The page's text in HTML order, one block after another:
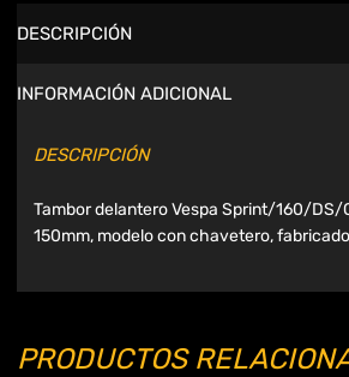
DESCRIPCIÓN
INFORMACIÓN ADICIONAL
DESCRIPCIÓN
Tambor delantero Vespa Sprint/160/DS/
150mm, modelo con chavetero,
PRODUCTOS